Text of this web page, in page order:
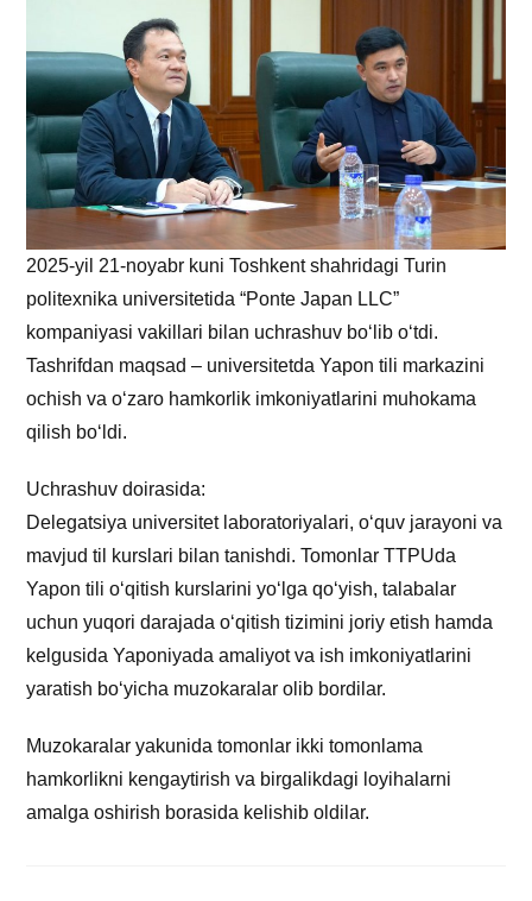
2025-yil 21-noyabr kuni Toshkent shahridagi Turin
politexnika universitetida “Ponte Japan LLC”
kompaniyasi vakillari bilan uchrashuv bo‘lib o‘tdi.
Tashrifdan maqsad – universitetda Yapon tili markazini
ochish va o‘zaro hamkorlik imkoniyatlarini muhokama
qilish bo‘ldi.
Uchrashuv doirasida:
Delegatsiya universitet laboratoriyalari, o‘quv jarayoni va
mavjud til kurslari bilan tanishdi. Tomonlar TTPUda
Yapon tili o‘qitish kurslarini yo‘lga qo‘yish, talabalar
uchun yuqori darajada o‘qitish tizimini joriy etish hamda
kelgusida Yaponiyada amaliyot va ish imkoniyatlarini
yaratish bo‘yicha muzokaralar olib bordilar.
Muzokaralar yakunida tomonlar ikki tomonlama
hamkorlikni kengaytirish va birgalikdagi loyihalarni
amalga oshirish borasida kelishib oldilar.